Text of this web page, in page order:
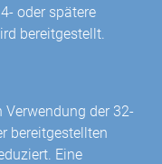
oder spätere
bereitgestellt.
der 32-
bereitgestellten
Eine